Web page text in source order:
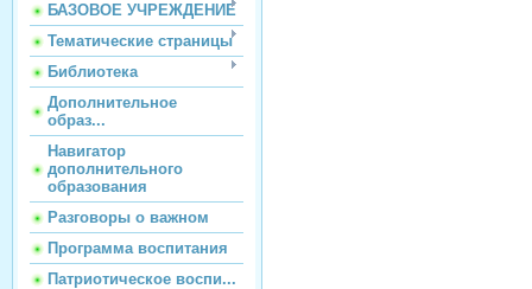
БАЗОВОЕ УЧРЕЖДЕНИЕ
Тематические страницы
Библиотека
Дополнительное
образ...
Навигатор
дополнительного
образования
Разговоры о важном
Программа воспитания
Патриотическое воспи...